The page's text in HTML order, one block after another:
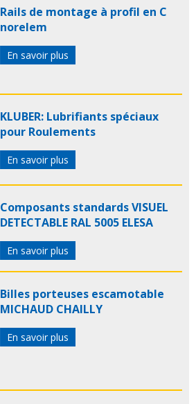
Rails de montage à profil en C
norelem
En savoir plus
KLUBER: Lubrifiants spéciaux
pour Roulements
En savoir plus
Composants standards VISUEL
DETECTABLE RAL 5005 ELESA
En savoir plus
Billes porteuses escamotable
MICHAUD CHAILLY
En savoir plus